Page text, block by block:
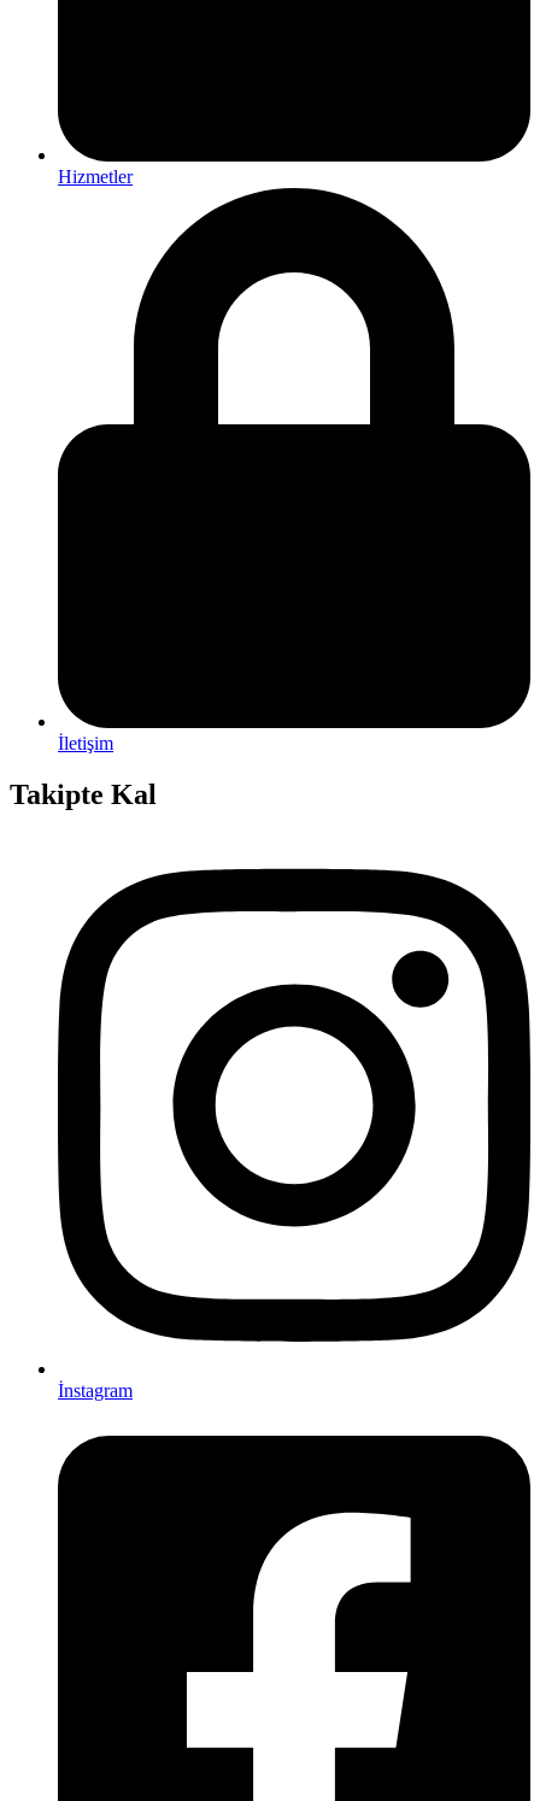
Hizmetler
İletişim
Takipte Kal
İnstagram